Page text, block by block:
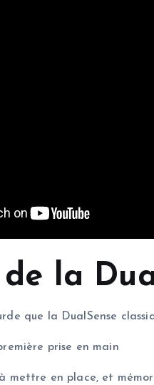
la
que la DualSense
prise en main
mettre en place, et